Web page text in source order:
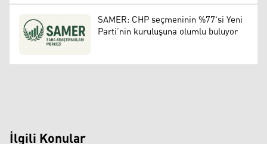
SAMER: CHP seçmeninin %77'si Yeni
Parti’nin kuruluşuna olumlu buluyor